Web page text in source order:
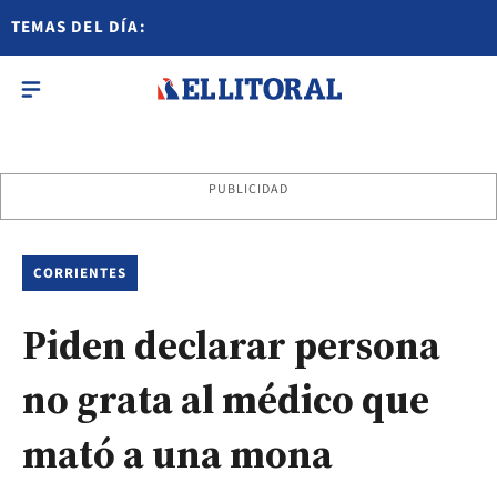
TEMAS DEL DÍA:
PUBLICIDAD
CORRIENTES
Piden declarar persona
no grata al médico que
mató a una mona